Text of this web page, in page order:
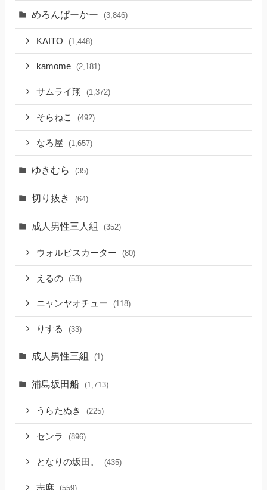
めろんぱーかー (3,846)
KAITO (1,448)
kamome (2,181)
サムライ翔 (1,372)
そらねこ (492)
なろ屋 (1,657)
ゆきむら (35)
切り抜き (64)
成人男性三人組 (352)
ウォルピスカーター (80)
えるの (53)
ニャンヤオチュー (118)
りする (33)
成人男性三組 (1)
浦島坂田船 (1,713)
うらたぬき (225)
センラ (896)
となりの坂田。 (435)
志麻 (559)